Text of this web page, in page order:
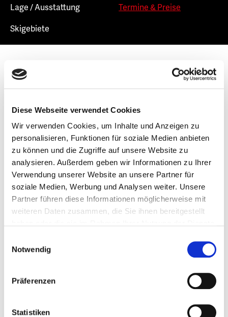
Diese Webseite verwendet Cookies
Wir verwenden Cookies, um Inhalte und Anzeigen zu
personalisieren, Funktionen für soziale Medien anbieten
zu können und die Zugriffe auf unsere Website zu
analysieren. Außerdem geben wir Informationen zu Ihrer
Verwendung unserer Website an unsere Partner für
soziale Medien, Werbung und Analysen weiter. Unsere
Partner führen diese Informationen möglicherweise mit
weiteren Daten zusammen, die Sie ihnen bereitgestellt
Notwendig
Präferenzen
Statistiken
Lage / Ausstattung
Termine & Preise
Skigebiete
Preise für 9 - tägige Skireise p.P. im Doppelzimmer
Dezember
ab 2.917,- €
Januar
ab 3.683,- €
Februar
ab 3.604,- €
März/ April
ab 3.564,- €
Leistungen Grundpaket:
Linienflüge von Frankfurt nach Calgary und zurück
7 x Übernachtungen im Doppelzimmer
Resort und Mt Norquay
Stumböck Info-Paket
Sicherungsschein, Kerosinzuschläge. Bitte